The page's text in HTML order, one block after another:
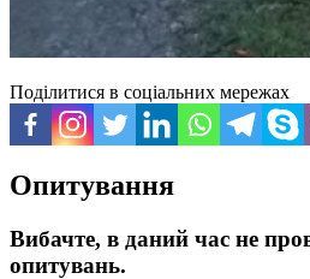
Поділитися в соціальних мережах
Опитування
Вибачте, в даний час не
опитувань.